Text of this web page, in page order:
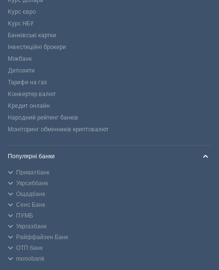
Курс євро
Курс НБУ
Банківські картки
Інвестиційні брокери
Міжбанк
Депозити
Тарифи на газ
Конвертер валют
Кредит онлайн
Народний рейтинг банків
Моніторинг обмінників криптовалют
Популярні банки
Приватбанк
Укрсиббанк
Ощадбанк
Сенс Банк
ПУМБ
Укргазбанк
Райффайзен Банк
ОТП банк
monobank